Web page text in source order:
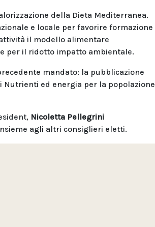
della Dieta Mediterranea.
e locale per favorire formazione
il modello alimentare
per il ridotto impatto ambientale.
mandato: la pubblicazione
Nutrienti ed energia per la popolazione
Nicoletta Pellegrini
agli altri consiglieri eletti.